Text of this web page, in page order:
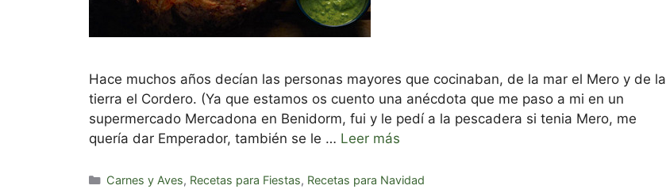
Hace muchos años decían las personas mayores que cocinaban, de la mar el Mero y de la
tierra el Cordero. (Ya que estamos os cuento una anécdota que me paso a mi en un
supermercado Mercadona en Benidorm, fui y le pedí a la pescadera si tenia Mero, me
quería dar Emperador, también se le … Leer más
Categorías
Carnes y Aves, Recetas para Fiestas, Recetas para Navidad